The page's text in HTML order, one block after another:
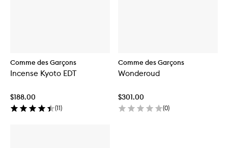
Comme des Garçons
Incense Kyoto EDT
$188.00
(11)
Comme des Garçons
Wonderoud
$301.00
(0)